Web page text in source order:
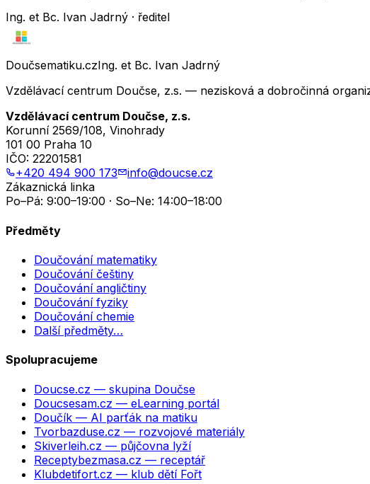
Ing. et Bc. Ivan Jadrný · ředitel
Doučsematiku.czIng. et Bc. Ivan Jadrný
Vzdělávací centrum Doučse, z.s. — nezisková a dobročinná
Vzdělávací centrum Doučse, z.s.
Korunní 2569/108, Vinohrady
101 00 Praha 10
IČO: 22201581
+420 494 900 173
info@doucse.cz
Zákaznická linka
Po–Pá: 9:00–19:00 · So–Ne: 14:00–18:00
Předměty
Doučování matematiky
Doučování češtiny
Doučování angličtiny
Doučování fyziky
Doučování chemie
Další předměty…
Spolupracujeme
Doucse.cz — skupina Doučse
Doucsesam.cz — eLearning portál
Doučík — AI parťák na matiku
Tvorbazduse.cz — rozvojové materiály
Skiverleih.cz — půjčovna lyží
Receptybezmasa.cz — receptář
Klubdetifort.cz — klub dětí Fořt